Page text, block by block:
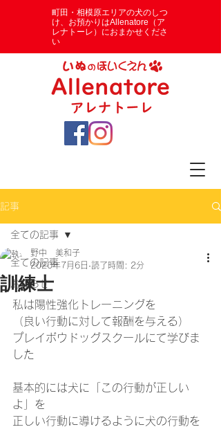
​町田・相模原エリアの犬のしつ
け、お預かりはAllenatore（ア
レナトーレ）におまかせくださ
い
記事
全ての記事
お知らせ
全ての記事
訓練士
野中 美和子
2020年7月6日 読了時間: 2分
私は陽性強化トレーニングを
（良い行動に対して報酬を与える）
プレイボウドッグスクールにて学びま
した
基本的には犬に「この行動が正しい
よ」を
正しい行動に導けるように犬の行動を